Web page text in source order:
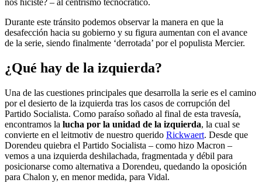
nos hiciste? – al centrismo tecnocrático.
Durante este tránsito podemos observar la manera en que la
desafección hacia su gobierno y su figura aumentan con el avance
de la serie, siendo finalmente ‘derrotada’ por el populista Mercier.
¿Qué hay de la izquierda?
Una de las cuestiones principales que desarrolla la serie es el camino
por el desierto de la izquierda tras los casos de corrupción del
Partido Socialista. Como paraíso soñado al final de esta travesía,
encontramos la lucha por la unidad de la izquierda, la cual se
convierte en el leitmotiv de nuestro querido Rickwaert. Desde que
Dorendeu quiebra el Partido Socialista – como hizo Macron –
vemos a una izquierda deshilachada, fragmentada y débil para
posicionarse como alternativa a Dorendeu, quedando la oposición
para Chalon y, en menor medida, para Vidal.